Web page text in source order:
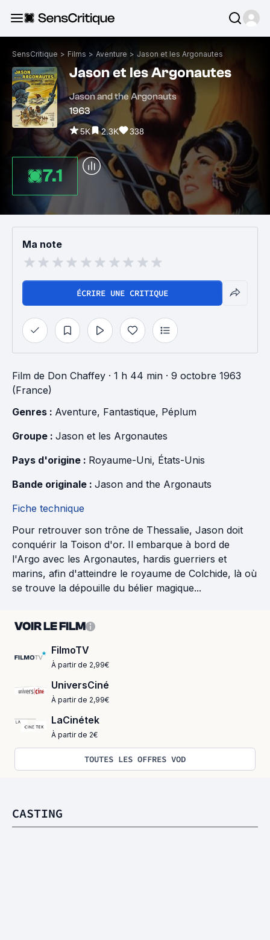
SensCritique > Films > Aventure > Jason et les Argonautes
Jason et les Argonautes
Jason and the Argonauts
1963
5K 2.3K 338
7.1
Ma note
ÉCRIRE UNE CRITIQUE
Film de Don Chaffey · 1 h 44 min · 9 octobre 1963
(France)
Genres : Aventure, Fantastique, Péplum
Groupe : Jason et les Argonautes
Pays d'origine : Royaume-Uni, États-Unis
Bande originale : Jason and the Argonauts
Fiche technique
Pour retrouver son trône de Thessalie, Jason doit
conquérir la Toison d'or. Il embarque à bord de
l'Argo avec les Argonautes, hardis guerriers et
marins, afin d'atteindre le royaume de Colchide, là où
se trouve la dépouille du bélier magique...
VOIR LE FILM
FilmoTV
À partir de 2,99€
UniversCiné
À partir de 2,99€
LaCinétek
À partir de 2€
TOUTES LES OFFRES VOD
CASTING